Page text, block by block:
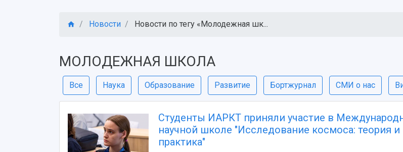
Новости Новости по тегу «Молодежная шк...
МОЛОДЕЖНАЯ ШКОЛА
Все Наука Образование Развитие Бортжурнал СМИ о нас
Студенты ИАРКТ приняли участие в
научной школе "Исследование космоса: теория и
практика"